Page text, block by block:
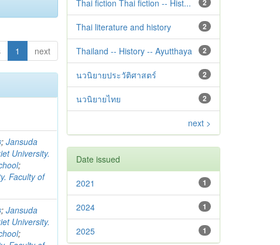
1 next
;Jansuda
University.
;
Faculty of
;Jansuda
University.
;
2
Thai fiction Thai fiction -- Hist...
2
Thai literature and history
2
Thailand -- History -- Ayutthaya
2
นวนิยายประวัติศาสตร์
2
นวนิยายไทย
next >
Date issued
1
2021
1
2024
1
2025